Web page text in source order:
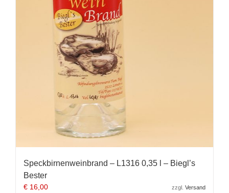
Speckbirnenweinbrand – L1316 0,35 l – Biegl’s
Bester
€ 16,00 zzgl. Versand